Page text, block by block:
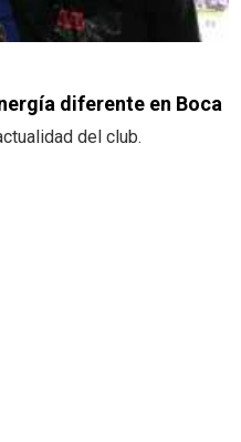
diferente en Boca
del club.